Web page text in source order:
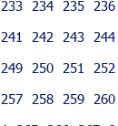
233 234 235 236
241 242 243 244
249 250 251 252
257 258 259 260